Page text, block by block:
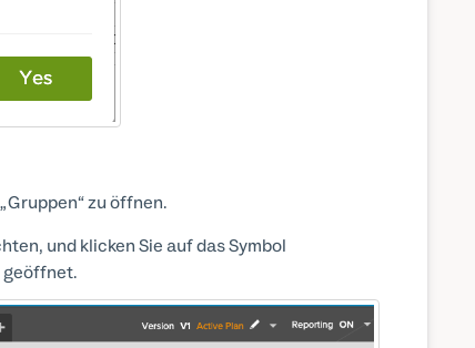
zu öffnen.
und klicken Sie auf das Symbol
geöffnet.